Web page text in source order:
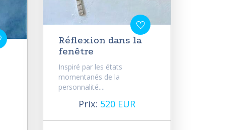
Réflexion dans la
fenêtre
Inspiré par les états
momentanés de la
personnalité....
Prix: 520 EUR